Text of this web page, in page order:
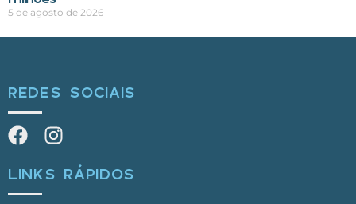
5 de agosto de 2026
REDES SOCIAIS
LINKS RÁPIDOS